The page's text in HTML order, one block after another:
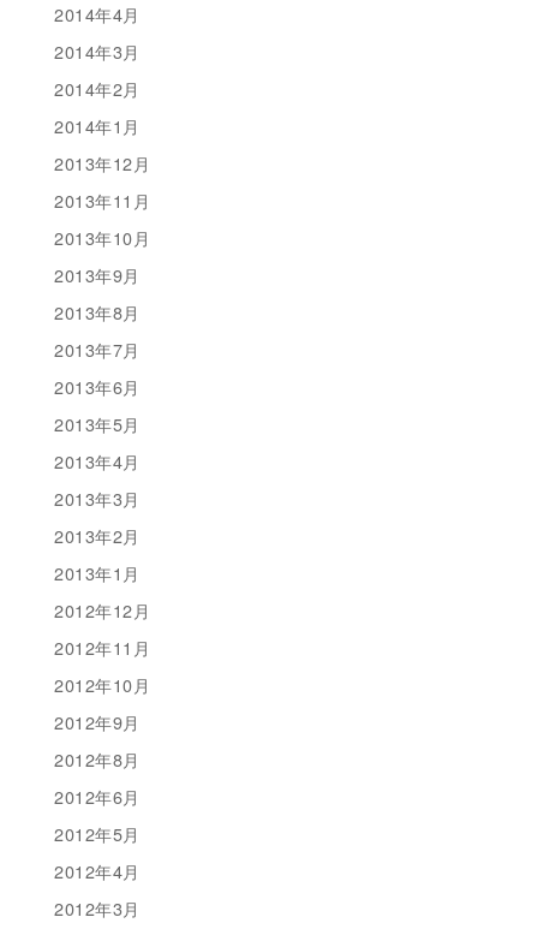
2014年4月
2014年3月
2014年2月
2014年1月
2013年12月
2013年11月
2013年10月
2013年9月
2013年8月
2013年7月
2013年6月
2013年5月
2013年4月
2013年3月
2013年2月
2013年1月
2012年12月
2012年11月
2012年10月
2012年9月
2012年8月
2012年6月
2012年5月
2012年4月
2012年3月